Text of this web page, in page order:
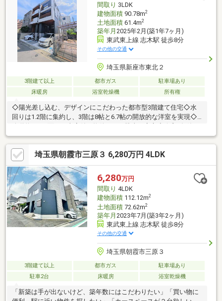
間取り 3LDK
建物面積90.78m2
土地面積61.4m2
築年月 2025年2月(築1年7ヶ月)
東武東上線 志木駅 徒歩8分
その他の交通
埼玉県新座市東北２
3階建て以上 都市ガス
駐車場あり
床暖房
浴室乾燥機 所有権
◇陽光差し込む、デザインにこだわった都市型3階建て住宅◇水
回りは1.2階に集約し、3階は8帖と6.7帖の開放的な洋室を実現◇
ため室内は大変お綺麗です
埼玉県朝霞市三原３ 6,280万円 4LDK
6,280万円
間取り 4LDK
建物面積112.12m2
土地面積72.62m2
築年月 2023年7月(築3年2ヶ月)
東武東上線 志木駅 徒歩8分
その他の交通
埼玉県朝霞市三原３
3階建て以上 都市ガス
駐車場あり
駐車2台
床暖房 浴室乾燥機
「新築は手が出ないけど、築年数にはこだわりたい」「買い物に